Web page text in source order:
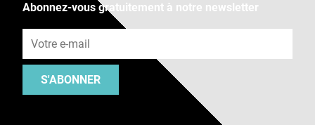
Abonnez-vous gratuitement à notre newsletter
S'ABONNER